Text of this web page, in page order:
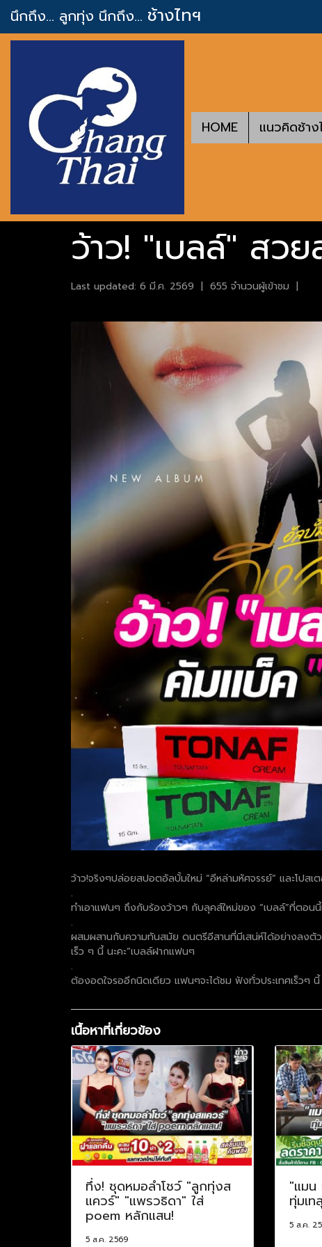
นึกถึง... ลูกทุ่ง นึกถึง... ช้างไทฯ
HOME แนวคิดช้าง
ว้าว! "เบลล์" สว
Last updated: 6 มี.ค. 2569 | 655 จำนวนผู้เข้าชม |
ว้าว!จริงๆปล่อยสปอตอัลบั้มใหม่ “อีหล่ามหัศจรรย์” และโปส
.
ทำเอาแฟนๆ ถึงกับร้องว้าวๆ กับลุคส์ใหม่ของ “เบลล์”ที่ตอ
.
ผสมผสานกับความทันสมัย ดนตรีอีสานที่มีเสน่ห์ได้อย่างลงตั
เร็ว ๆ นี้ นะคะ”เบลล์ฝากแฟนๆ
.
ต้องอดใจรออีกนิดเดียว แฟนๆจะได้ชม ฟังทั่วประเทศเร็วๆ นี้
เนื้อหาที่เกี่ยวข้อง
ทึ่ง! ชุดหมอลำโชว์ "ลูกทุ่งส
แควร์" "แพรวธิดา" ใส่
poem หลักแสน!
5 ส.ค. 2569
"แม
ทุ่มเ
5 ส.ค.